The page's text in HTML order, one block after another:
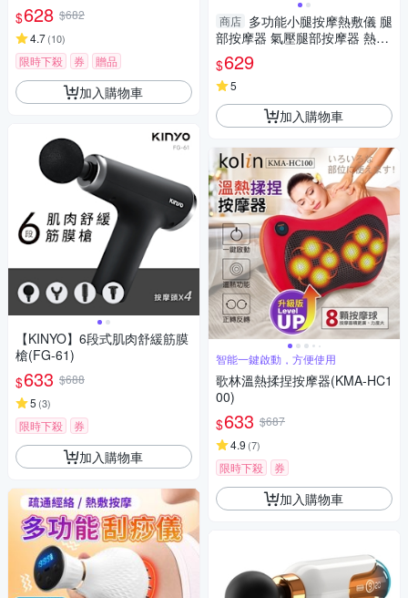
$628 $682
4.7(10)
限時下殺 券 贈品
加入購物車
【KINYO】6段式肌肉舒緩筋膜
槍(FG-61)
$633 $688
5 (3)
限時下殺 券
加入購物車
商店 多功能小腿按摩熱敷儀 腿
部按摩器 氣壓腿部按摩器 熱敷
美腿按摩器 小腿按摩器 單入
$629
5
加入購物車
智能一鍵啟動，方便使用
歌林溫熱揉捏按摩器(KMA-HC1
00)
$633 $687
4.9 (7)
限時下殺 券
加入購物車